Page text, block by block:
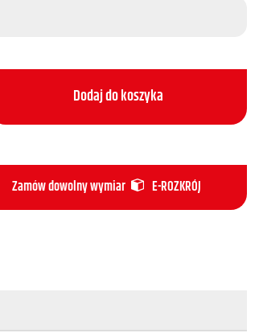
Dodaj do koszyka
Zamów dowolny wymiar E-ROZKRÓJ